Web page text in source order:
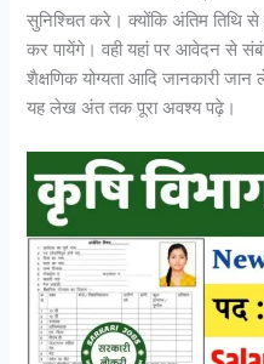
सुनिश्चित करे। क्योंकि अंतिम तिथि
कर पायेंगे। वही यहां पर आवेदन से
शैक्षणिक योग्यता आदि जानकारी
यह लेख अंत तक पूरा अवश्य पढ़े।